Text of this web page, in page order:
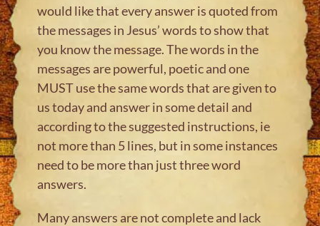
would like that every answer is quoted from
the messages in Jesus’ words to show that
you know the message. The words in the
messages are powerful, poetic and one
MUST use the same words that are given to
us today and answer in some detail and
according to the suggested instructions, ie
not more than 5 lines, but in some instances
need to be more than just three word
answers.
Many answers are not complete and lack